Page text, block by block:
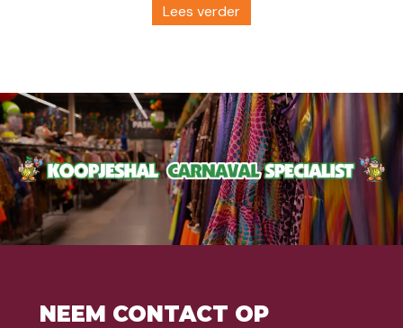
Lees verder
NEEM CONTACT OP